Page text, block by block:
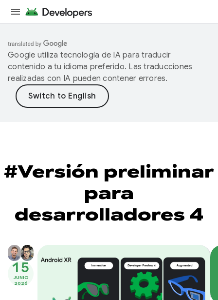
Google utiliza tecnología de IA para traducir
contenido a tu idioma preferido. Las traducciones
realizadas con IA pueden contener errores.
#Versión preliminar
para
desarrolladores 4
15
JUNIO
2026